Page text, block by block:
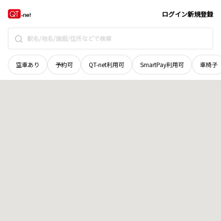
ログイン新規登録
空車あり 予約可 QT-net利用可 SmartPay利用可 車椅子
北海道